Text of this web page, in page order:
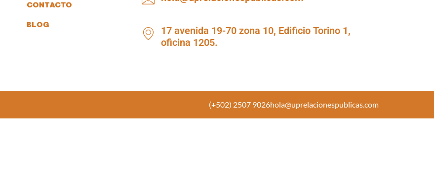
CONTACTO
BLOG
17 avenida 19-70 zona 10, Edificio Torino 1,
oficina 1205.
(+502) 2507 9026hola@uprelacionespublicas.com